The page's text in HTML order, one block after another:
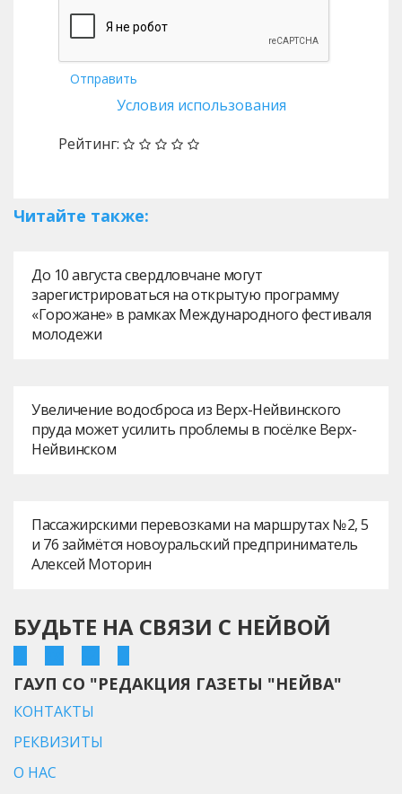
Отправить
Условия использования
Рейтинг:
Читайте также:
До 10 августа свердловчане могут
зарегистрироваться на открытую программу
«Горожане» в рамках Международного фестиваля
молодежи
Увеличение водосброса из Верх-Нейвинского
пруда может усилить проблемы в посёлке Верх-
Нейвинском
Пассажирскими перевозками на маршрутах № 2, 5
и 76 займётся новоуральский предприниматель
Алексей Моторин
БУДЬТЕ НА СВЯЗИ С НЕЙВОЙ
ГАУП СО "РЕДАКЦИЯ ГАЗЕТЫ "НЕЙВА"
КОНТАКТЫ
РЕКВИЗИТЫ
О НАС